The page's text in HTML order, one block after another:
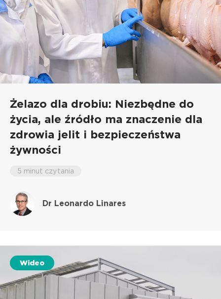
Żelazo dla drobiu: Niezbędne do
życia, ale źródło ma znaczenie dla
zdrowia jelit i bezpieczeństwa
żywności
5 minut czytania
Dr Leonardo Linares
Wideo